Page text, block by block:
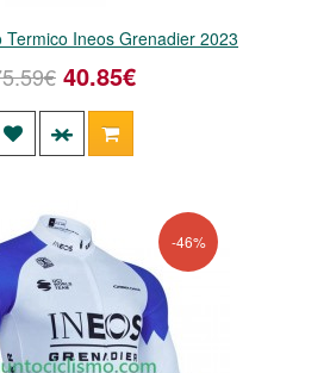
Termico Ineos Grenadier 2023
40.85€
-46%